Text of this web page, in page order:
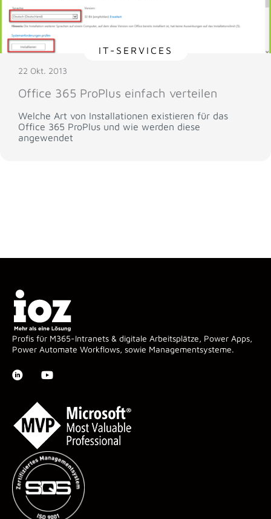
IT-SERVICES
22 Okt. 2013
Office 365 ProPlus einfach verteilen
Welche Art von Installationen existieren für das
Office 365 ProPlus und wie werden diese
angewendet
Profis für M365-Intranets & digitale Arbeitsplätze, Power Apps,
Power Automate Workflows, sowie Managementsysteme.